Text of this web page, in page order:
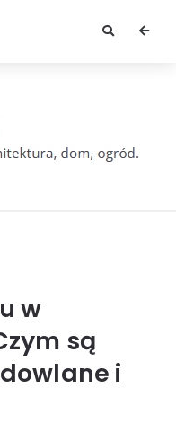
w
są
i